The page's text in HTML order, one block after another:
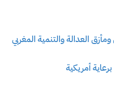
العدالة والتنمية المغربي
أمريكية